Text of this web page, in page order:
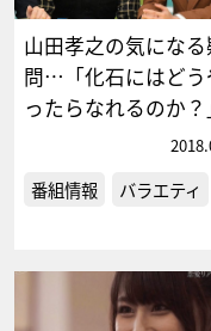
山田孝之の気になる
問…「化石にはどう
ったらなれるのか？
番組情報 バラエティ